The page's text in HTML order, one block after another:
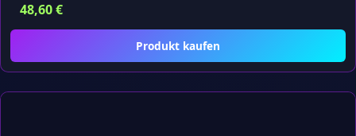
48,60€
Produkt kaufen